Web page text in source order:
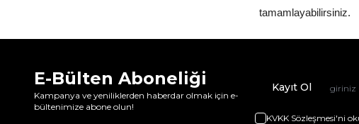
tamamlayabilirsiniz.
E-Bülten Aboneliği
Kampanya ve yeniliklerden haberdar olmak için e-
bültenimize abone olun!
Kayıt Ol
KVKK Sözleşmesi'ni